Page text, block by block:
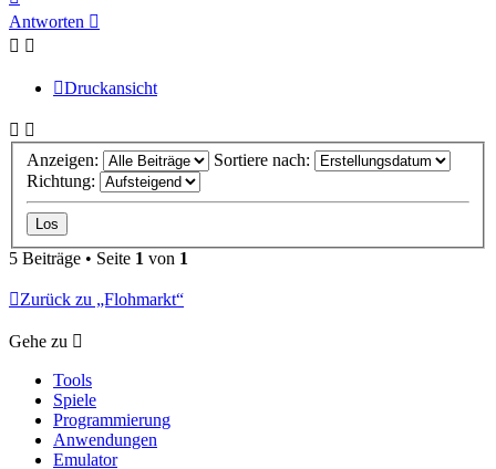
oben
Antworten
Druckansicht
Anzeigen:
Sortiere nach:
Richtung:
5 Beiträge • Seite 1 von 1
Zurück zu „Flohmarkt“
Gehe zu
Tools
Spiele
Programmierung
Anwendungen
Emulator